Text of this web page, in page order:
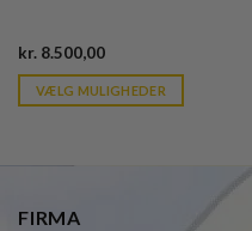
kr. 8.500,00Current
is:
kr. 39,95.
VÆLG MULIGHEDER
FIRMA